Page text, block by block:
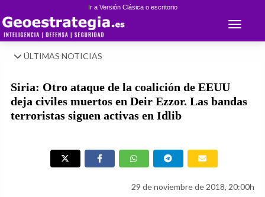
Ir a Versión Clásica o escritorio
Toggle
ÚLTIMAS NOTICIAS
Siria: Otro ataque de la coalición de EEUU
deja civiles muertos en Deir Ezzor. Las bandas
terroristas siguen activas en Idlib
29 de noviembre de 2018, 20:00h